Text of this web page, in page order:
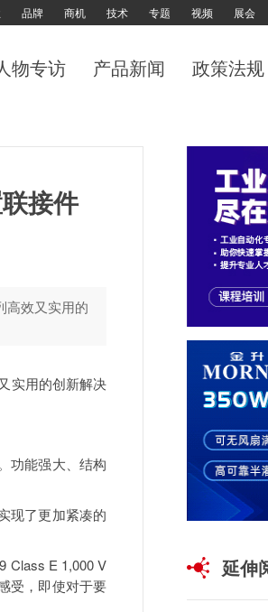
品牌 商机 技术 专题 视频 展会
物专访 产品新闻 政策法规
接件
高效又实用的
实用的创新解决
功能强大、结构
现了更加紧凑的
Class E 1,000 V
受，即使对于要
延伸